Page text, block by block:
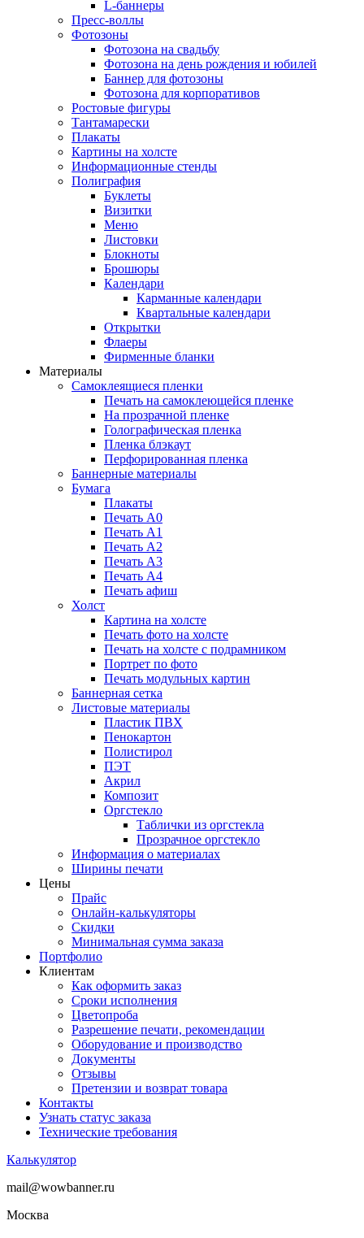
L-баннеры
Пресс-воллы
Фотозоны
Фотозона на свадьбу
Фотозона на день рождения и юбилей
Баннер для фотозоны
Фотозона для корпоративов
Ростовые фигуры
Тантамарески
Плакаты
Картины на холсте
Информационные стенды
Полиграфия
Буклеты
Визитки
Меню
Листовки
Блокноты
Брошюры
Календари
Карманные календари
Квартальные календари
Открытки
Флаеры
Фирменные бланки
Материалы
Самоклеящиеся пленки
Печать на самоклеющейся пленке
На прозрачной пленке
Голографическая пленка
Пленка блэкаут
Перфорированная пленка
Баннерные материалы
Бумага
Плакаты
Печать А0
Печать А1
Печать А2
Печать А3
Печать А4
Печать афиш
Холст
Картина на холсте
Печать фото на холсте
Печать на холсте с подрамником
Портрет по фото
Печать модульных картин
Баннерная сетка
Листовые материалы
Пластик ПВХ
Пенокартон
Полистирол
ПЭТ
Акрил
Композит
Оргстекло
Таблички из оргстекла
Прозрачное оргстекло
Информация о материалах
Ширины печати
Цены
Прайс
Онлайн-калькуляторы
Скидки
Минимальная сумма заказа
Портфолио
Клиентам
Как оформить заказ
Сроки исполнения
Цветопроба
Разрешение печати, рекомендации
Оборудование и производство
Документы
Отзывы
Претензии и возврат товара
Контакты
Узнать статус заказа
Технические требования
Калькулятор
mail@wowbanner.ru
Москва